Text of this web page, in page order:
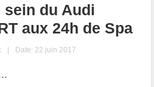
sein du Audi
aux 24h de Spa
| Date: 22 juin 2017